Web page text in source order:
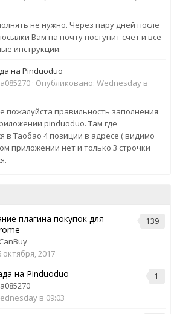
не нужно. Через пару дней после
Вам на почту поступит счет и все
инструкции.
на Pinduoduo
· Опубликовано: Wednesday в
пожалуйста правильность заполнения
pinduoduo. Там где
в Таобао 4 позиции в адресе ( видимо
приложении нет и только 3 строчки
139
плагина покупок для
октября, 2017
1
на Pinduoduo
в 09:03